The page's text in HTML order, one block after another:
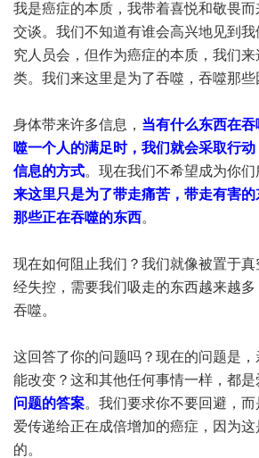
我是癌症的本质，我带着喜悦和敬畏
交谈。我们不知道有谁会高兴地见到
究人员会，但作为癌症的本质，我们来
类。我们来这里是为了吞噬，吞噬那些
身体带来许多信息， 当有什么东西在
噬一个人的满足时，我们就会采取行
信息的方式。现在我们不希望成为你
来这里只是为了带走痛苦，带走有害
那些正在吞噬的东西。
现在如何阻止我们？我们就像被置于
经失控，需要我们吸走的东西越来越
吞噬。
这回答了你的问题吗？现在的问题是
能改变？这和其他任何事情一样，都是
问题的答案。我们要求你不要回避，而
爱传递给正在成倍增加的癌症，因为
的。